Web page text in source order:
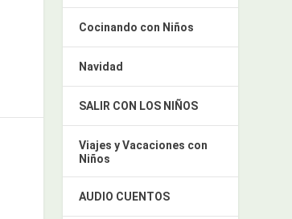
Cocinando con Niños
Navidad
SALIR CON LOS NIÑOS
Viajes y Vacaciones con
Niños
AUDIO CUENTOS